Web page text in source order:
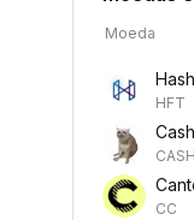
Moeda
HFT
CC